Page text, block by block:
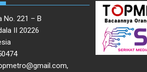
No. 221 – B
II 20226